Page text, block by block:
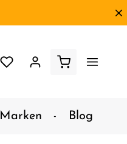
Marken Blog